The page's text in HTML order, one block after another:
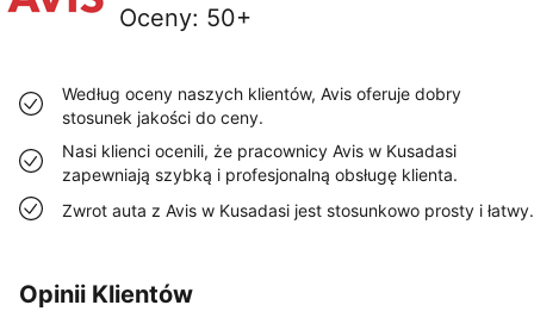
Oceny: 50+
Według oceny naszych klientów, Avis oferuje dobry
stosunek jakości do ceny.
Nasi klienci ocenili, że pracownicy Avis w Kusadasi
zapewniają szybką i profesjonalną obsługę klienta.
Zwrot auta z Avis w Kusadasi jest stosunkowo prosty i łatwy.
Opinii Klientów